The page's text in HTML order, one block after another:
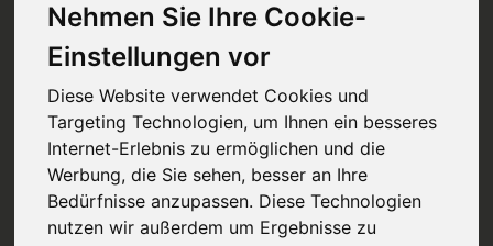
Nehmen Sie Ihre Cookie-
Einstellungen vor
Diese Website verwendet Cookies und
Targeting Technologien, um Ihnen ein besseres
Internet-Erlebnis zu ermöglichen und die
Werbung, die Sie sehen, besser an Ihre
Bedürfnisse anzupassen. Diese Technologien
nutzen wir außerdem um Ergebnisse zu